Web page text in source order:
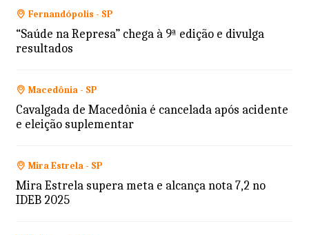
Fernandópolis - SP
“Saúde na Represa” chega à 9ª edição e divulga
resultados
Macedônia - SP
Cavalgada de Macedônia é cancelada após acidente
e eleição suplementar
Mira Estrela - SP
Mira Estrela supera meta e alcança nota 7,2 no
IDEB 2025